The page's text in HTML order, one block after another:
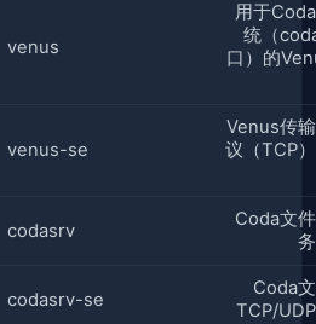
venus
用于
统（
口）的
venus-se
Venus传
议（TCP
codasrv
Coda文
codasrv-se
Coda
TCP/